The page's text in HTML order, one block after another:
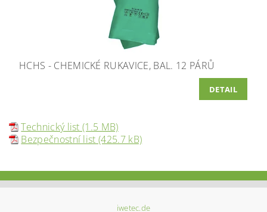
HCHS - CHEMICKÉ RUKAVICE, BAL. 12 PÁRŮ
DETAIL
Technický list (1.5 MB)
Bezpečnostní list (425.7 kB)
iwetec.de